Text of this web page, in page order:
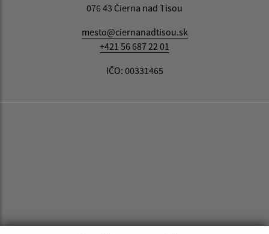
076 43 Čierna nad Tisou
mesto@ciernanadtisou.sk
+421 56 687 22 01
IČO: 00331465